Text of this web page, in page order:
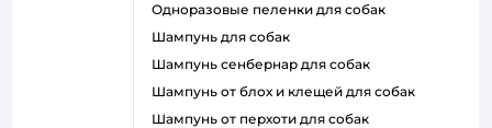
одноразовые пеленки для собак
шампунь для собак
шампунь сенбернар для собак
шампунь от блох и клещей для собак
шампунь от перхоти для собак